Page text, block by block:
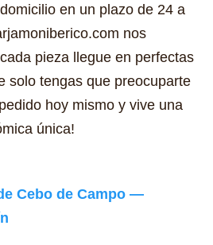
en un plazo de 24 a
nos
pieza llegue en perfectas
solo tengas que preocuparte
hoy mismo y vive una
única!
Cebo de Campo —